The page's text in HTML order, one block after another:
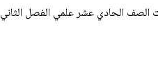
عشر علمي الفصل الثاني 2026 أ محمد نوري الفلاح